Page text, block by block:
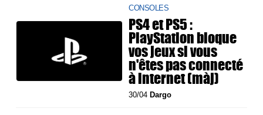
CONSOLES
PS4 et PS5 :
PlayStation bloque
vos jeux si vous
n'êtes pas connecté
à internet (màj)
30/04Dargo